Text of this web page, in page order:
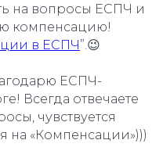
на вопросы ЕСПЧ и
компенсацию!
в ЕСПЧ”.😉
ЕСПЧ-
Всегда отвечаете
чувствуется
на «Компенсации»)))